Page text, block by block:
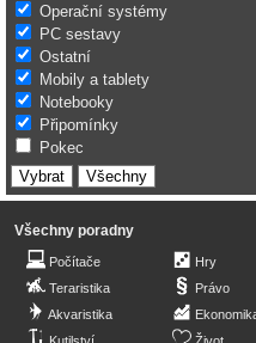
Operační systémy
PC sestavy
Ostatní
Mobily a tablety
Notebooky
Připomínky
Pokec
Všechny poradny
Počítače
Teraristika
Akvaristika
Hry
Právo